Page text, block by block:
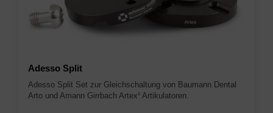
Adesso Split
Adesso Split Set zur Gleichschaltung von Baumann Dental
Arto und Amann Girrbach Artex¹ Artikulatoren.